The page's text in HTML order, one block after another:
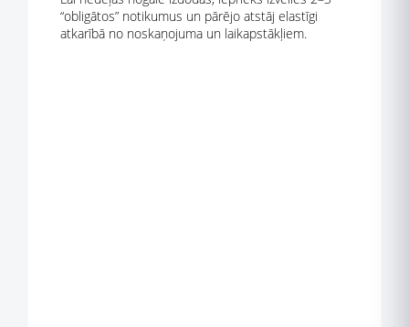
“obligātos” notikumus un pārējo atstāj elastīgi
atkarībā no noskaņojuma un laikapstākļiem.